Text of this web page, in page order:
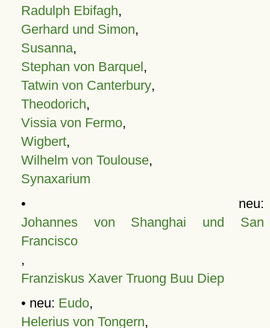
Radulph Ebifagh,
Gerhard und Simon,
Susanna,
Stephan von Barquel,
Tatwin von Canterbury,
Theodorich,
Vissia von Fermo,
Wigbert,
Wilhelm von Toulouse,
Synaxarium
• neu:
Johannes von Shanghai und San
Francisco
,
Franziskus Xaver Truong Buu Diep
• neu: Eudo,
Helerius von Tongern,